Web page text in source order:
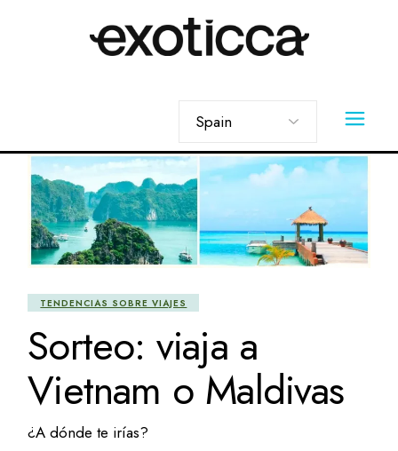
idioma
TENDENCIAS SOBRE VIAJES
Sorteo: viaja a
Vietnam o Maldivas
¿A dónde te irías?